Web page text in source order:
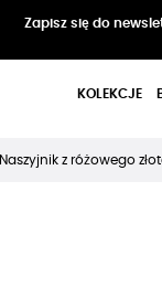
Zapisz się do
KOLEKCJE
Naszyjnik z różowego